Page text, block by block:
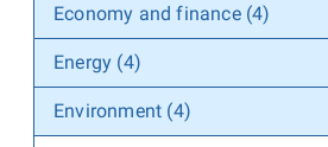
Economy and finance (4)
Energy (4)
Environment (4)